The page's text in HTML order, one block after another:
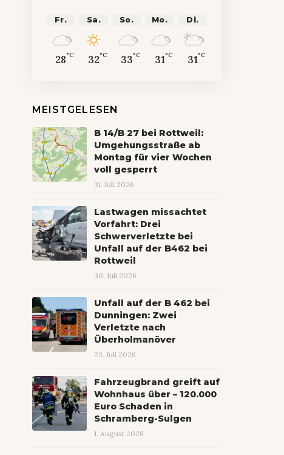
Fr.
28°C
Sa.
32°C
So.
33°C
Mo.
31°C
Di.
31°C
MEISTGELESEN
B 14/B 27 bei Rottweil:
Umgehungsstraße ab
Montag für vier Wochen
voll gesperrt
31. Juli 2026
Lastwagen missachtet
Vorfahrt: Drei
Schwerverletzte bei
Unfall auf der B462 bei
Rottweil
30. Juli 2026
Unfall auf der B 462 bei
Dunningen: Zwei
Verletzte nach
Überholmanöver
23. Juli 2026
Fahrzeugbrand greift auf
Wohnhaus über – 120.000
Euro Schaden in
Schramberg-Sulgen
1. August 2026